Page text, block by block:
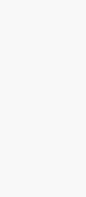
cao nhất là
Minh Đường hoàng
kéo giảm điểm.